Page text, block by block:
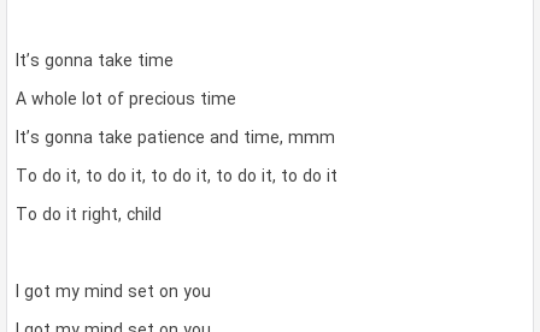
It’s gonna take time
A whole lot of precious time
It’s gonna take patience and time, mmm
To do it, to do it, to do it, to do it, to do it
To do it right, child
I got my mind set on you